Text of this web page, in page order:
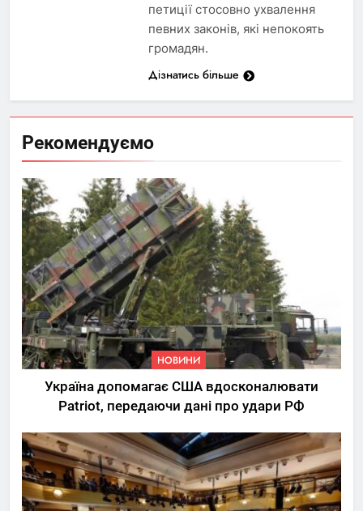
петиції стосовно ухвалення
певних законів, які непокоять
громадян.
Дізнатись більше
Рекомендуємо
НОВИНИ
Україна допомагає США вдосконалювати
Patriot, передаючи дані про удари РФ